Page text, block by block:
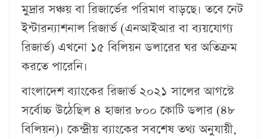
মুদ্রার সঞ্চয় বা রিজার্ভের পরিমাণ বাড়ছে। তবে নেট
ইন্টারন্যাশনাল রিজার্ভ (এনআইআর বা ব্যয়যোগ্য
রিজার্ভ) এখনো ১৫ বিলিয়ন ডলারের ঘর অতিক্রম
করতে পারেনি।
বাংলাদেশ ব্যাংকের রিজার্ভ ২০২১ সালের আগস্টে
সর্বোচ্চ উঠেছিল ৪ হাজার ৮০০ কোটি ডলার (৪৮
বিলিয়ন)। কেন্দ্রীয় ব্যাংকের সবশেষ তথ্য অনুযায়ী,